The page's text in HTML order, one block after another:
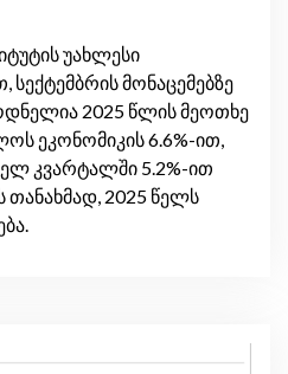
უახლესი
მონაცემებზე
2025 წლის მეოთხე
ეკონომიკის 6.6%-ით,
კვარტალში 5.2%-ით
თანახმად, 2025 წელს